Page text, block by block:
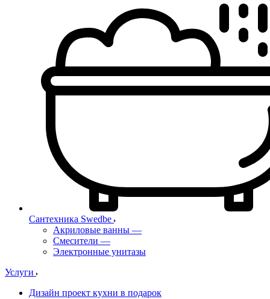
Сантехника Swedbe
Акриловые ванны —
Смесители —
Электронные унитазы
Услуги
Дизайн проект кухни в подарок